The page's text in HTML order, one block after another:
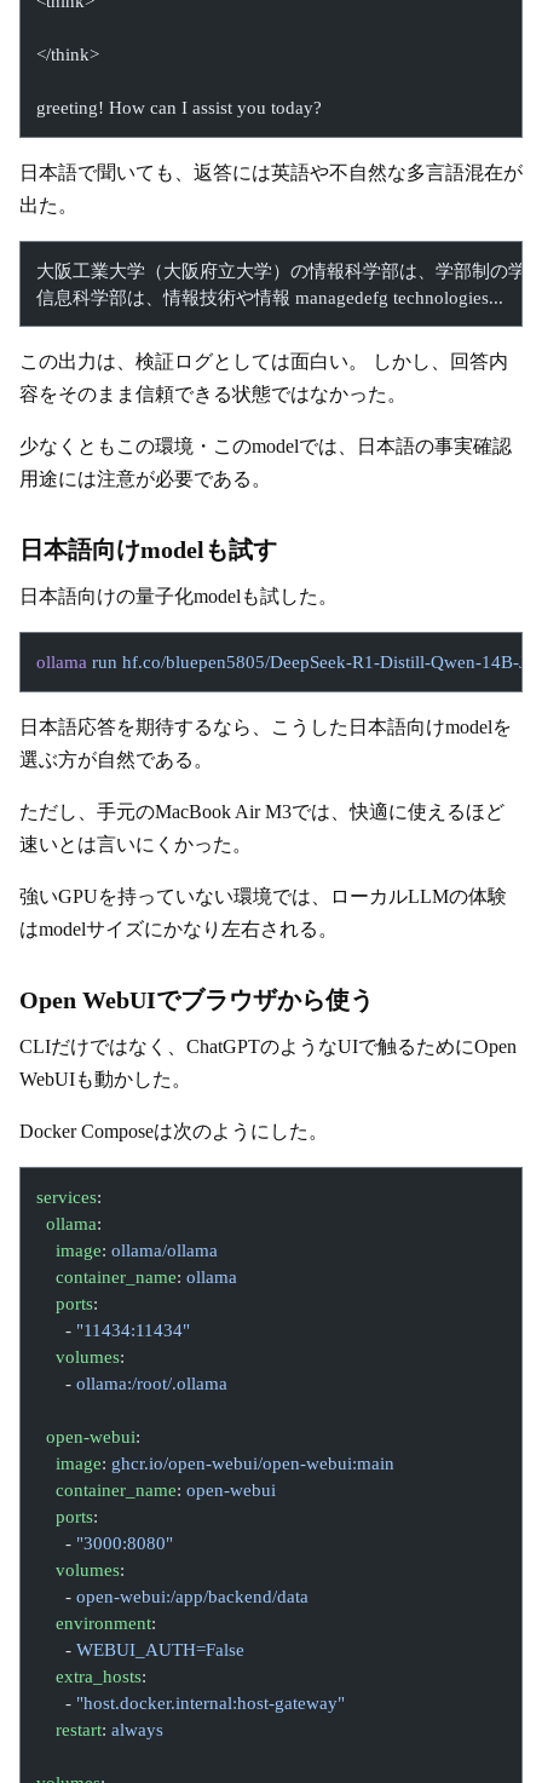
</think>
greeting! How can I assist you today?
日本語で聞いても、返答には英語や不自然な多言語混在が
出た。
大阪工業大学（大阪府立大学）の情報科学部は、学部制の学
信息科学部は、情報技術や情報 managedefg technologies...
この出力は、検証ログとしては面白い。 しかし、回答内
容をそのまま信頼できる状態ではなかった。
少なくともこの環境・このmodelでは、日本語の事実確認
用途には注意が必要である。
日本語向けmodelも試す
日本語向けの量子化modelも試した。
ollama run hf.co/bluepen5805/DeepSeek-R1-Distill-Qwen-14B-
日本語応答を期待するなら、こうした日本語向けmodelを
選ぶ方が自然である。
ただし、手元のMacBook Air M3では、快適に使えるほど
速いとは言いにくかった。
強いGPUを持っていない環境では、ローカルLLMの体験
はmodelサイズにかなり左右される。
Open WebUIでブラウザから使う
CLIだけではなく、ChatGPTのようなUIで触るためにOpen
WebUIも動かした。
Docker Composeは次のようにした。
services:
  ollama
:
    image
: ollama/ollama
    container_name
: ollama
    ports
:
      -
"11434:11434"
    volumes
:
      -
ollama:/root/.ollama
  open-webui
:
    image
: ghcr.io/open-webui/open-webui:main
    container_name
: open-webui
    ports
:
      -
"3000:8080"
    volumes
:
      -
open-webui:/app/backend/data
    environment
:
      -
WEBUI_AUTH=False
    extra_hosts
:
      -
"host.docker.internal:host-gateway"
    restart
: always